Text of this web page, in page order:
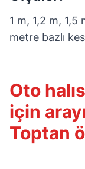
1 m, 1,2 m,
metre bazlı
Oto
için
Toptan